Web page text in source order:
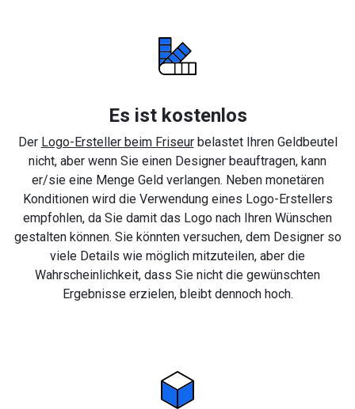
Es ist kostenlos
Der Logo-Ersteller beim Friseurbelastet Ihren Geldbeutel
nicht, aber wenn Sie einen Designer beauftragen, kann
er/sie eine Menge Geld verlangen. Neben monetären
Konditionen wird die Verwendung eines Logo-Erstellers
empfohlen, da Sie damit das Logo nach Ihren Wünschen
gestalten können. Sie könnten versuchen, dem Designer so
viele Details wie möglich mitzuteilen, aber die
Wahrscheinlichkeit, dass Sie nicht die gewünschten
Ergebnisse erzielen, bleibt dennoch hoch.